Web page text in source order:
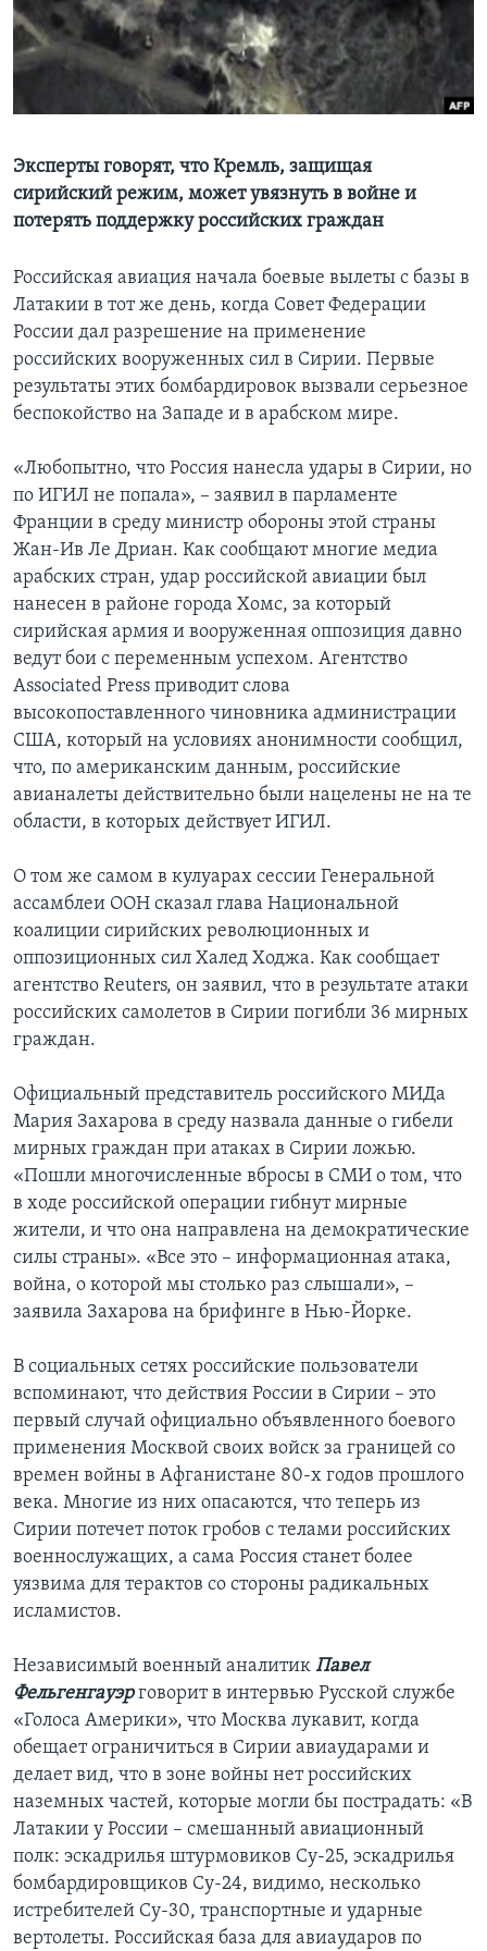
Learning English
СОЦИАЛЬНЫЕ СЕТИ
Языки
Эксперты говорят, что Кремль, защищая
сирийский режим, может увязнуть в войне и
потерять поддержку российских граждан
Российская авиация начала боевые вылеты с базы в
Латакии в тот же день, когда Совет Федерации
России дал разрешение на применение
российских вооруженных сил в Сирии. Первые
результаты этих бомбардировок вызвали серьезное
беспокойство на Западе и в арабском мире.
«Любопытно, что Россия нанесла удары в Сирии, но
по ИГИЛ не попала», – заявил в парламенте
Франции в среду министр обороны этой страны
Жан-Ив Ле Дриан. Как сообщают многие медиа
арабских стран, удар российской авиации был
нанесен в районе города Хомс, за который
сирийская армия и вооруженная оппозиция давно
ведут бои с переменным успехом. Агентство
Associated Press приводит слова
высокопоставленного чиновника администрации
США, который на условиях анонимности сообщил,
что, по американским данным, российские
авианалеты действительно были нацелены не на те
области, в которых действует ИГИЛ.
О том же самом в кулуарах сессии Генеральной
ассамблеи ООН сказал глава Национальной
коалиции сирийских революционных и
оппозиционных сил Халед Ходжа. Как сообщает
агентство Reuters, он заявил, что в результате атаки
российских самолетов в Сирии погибли 36 мирных
граждан.
Официальный представитель российского МИДа
Мария Захарова в среду назвала данные о гибели
мирных граждан при атаках в Сирии ложью.
«Пошли многочисленные вбросы в СМИ о том, что
в ходе российской операции гибнут мирные
жители, и что она направлена на демократические
силы страны». «Все это – информационная атака,
война, о которой мы столько раз слышали», –
заявила Захарова на брифинге в Нью-Йорке.
В социальных сетях российские пользователи
вспоминают, что действия России в Сирии – это
первый случай официально объявленного боевого
применения Москвой своих войск за границей со
времен войны в Афганистане 80-х годов прошлого
века. Многие из них опасаются, что теперь из
Сирии потечет поток гробов с телами российских
военнослужащих, а сама Россия станет более
уязвима для терактов со стороны радикальных
исламистов.
Независимый военный аналитик Павел
Фельгенгауэрговорит в интервью Русской службе
«Голоса Америки», что Москва лукавит, когда
обещает ограничиться в Сирии авиаударами и
делает вид, что в зоне войны нет российских
наземных частей, которые могли бы пострадать: «В
Латакии у России – смешанный авиационный
полк: эскадрилья штурмовиков Су-25, эскадрилья
бомбардировщиков Су-24, видимо, несколько
истребителей Су-30, транспортные и ударные
вертолеты. Российская база для авиаударов по